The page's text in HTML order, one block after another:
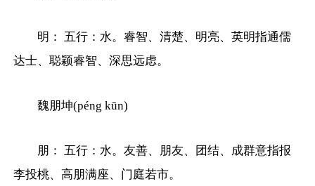
明： 五行：水。睿智、清楚、明亮、英明指通儒
达士、聪颖睿智、深思远虑。
魏朋坤(péng kūn)
朋： 五行：水。友善、朋友、团结、成群意指报
李投桃、高朋满座、门庭若市。